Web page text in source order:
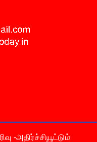
-அதிர்ச்சியூட்டும்